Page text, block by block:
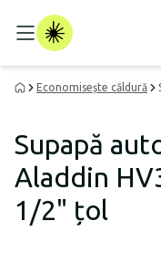
Economisește căldură
Supapă
Aladdin
1/2" țol